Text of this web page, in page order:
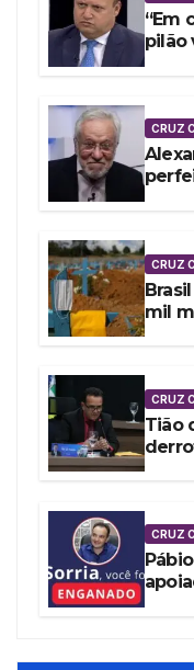
“Em
pilão
CRUZ
CRUZ
mil
CRUZ
Tião
CRUZ